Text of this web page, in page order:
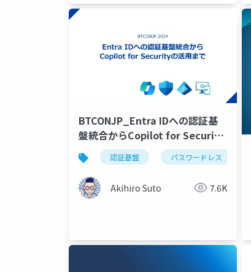
BTCONJP_Entra IDへの認証基
盤統合からCopilot for Security
の活用まで
認証基盤 パスワードレス
Akihiro Suto 7.6K